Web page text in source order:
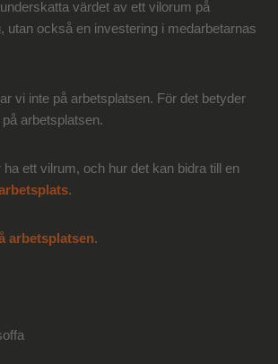
värdet av ett vilorum på
utan också en investering i medarbetarnas
vi inte på arbetsplatsen. För det betyder
arbetsplatsen.
ett vilrum, och hur det kan bidra till en
.
arbetsplatsen.